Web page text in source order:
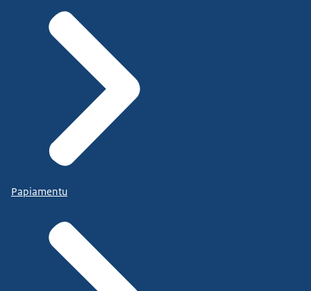
Papiamentu